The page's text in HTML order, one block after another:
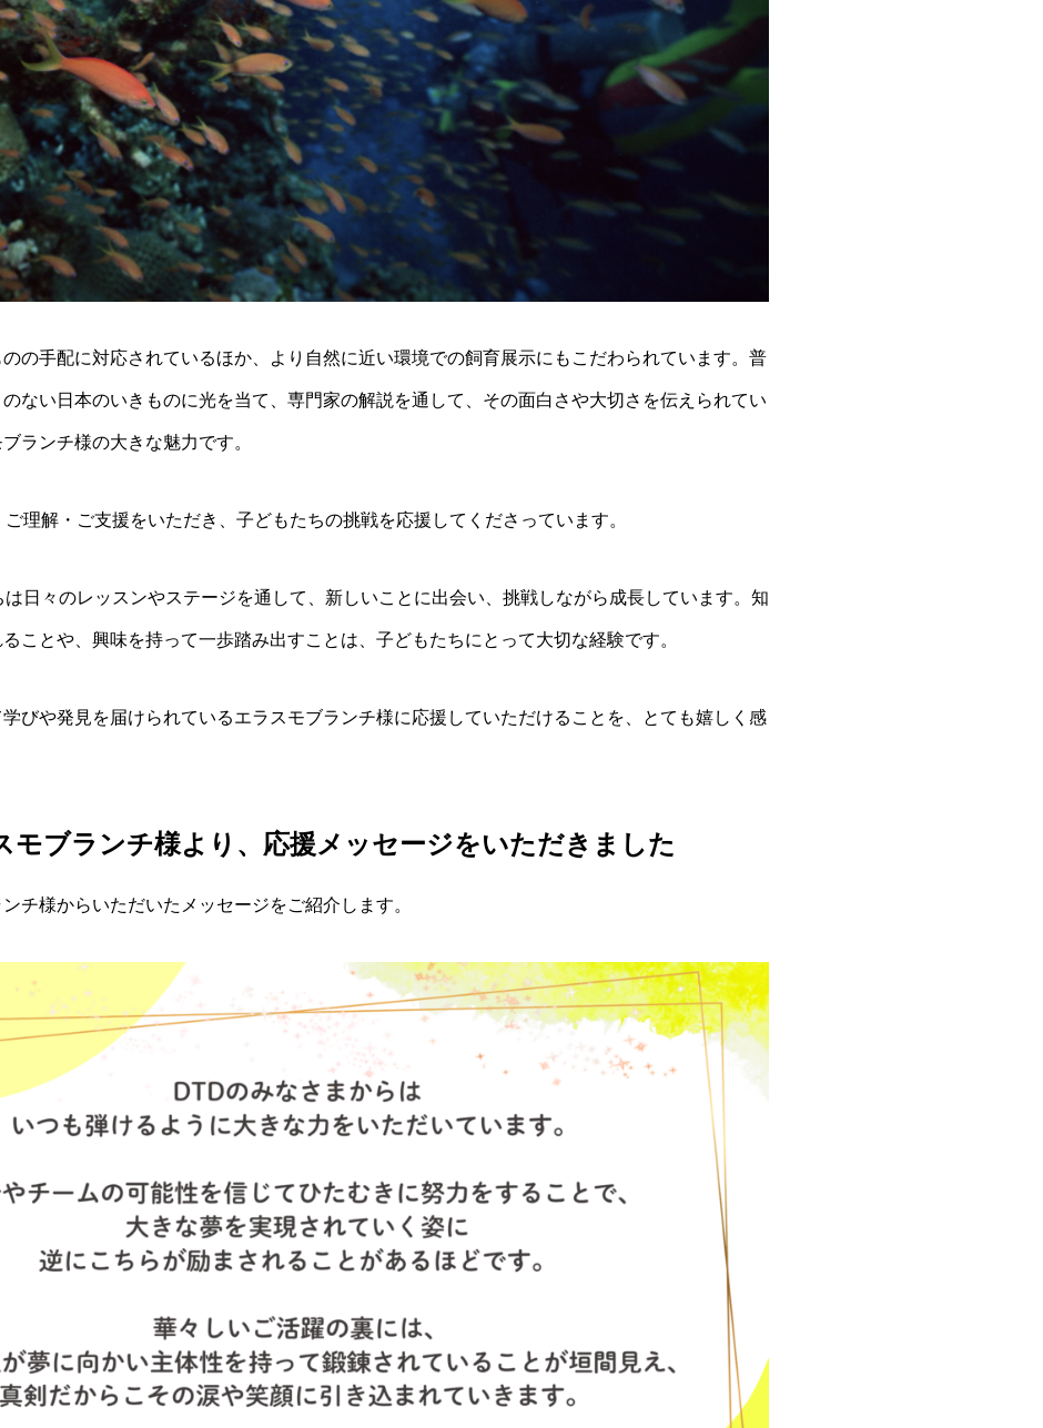
の手配に対応されているほか、より自然に近い環境での飼育展示にもこだわられています。普
ない日本のいきものに光を当て、専門家の解説を通して、その面白さや大切さを伝えられてい
ランチ様の大きな魅力です。
理解・ご支援をいただき、子どもたちの挑戦を応援してくださっています。
日々のレッスンやステージを通して、新しいことに出会い、挑戦しながら成長しています。知
ことや、興味を持って一歩踏み出すことは、子どもたちにとって大切な経験です。
びや発見を届けられているエラスモブランチ様に応援していただけることを、とても嬉しく感
モブランチ様より、応援メッセージをいただきました
チ様からいただいたメッセージをご紹介します。